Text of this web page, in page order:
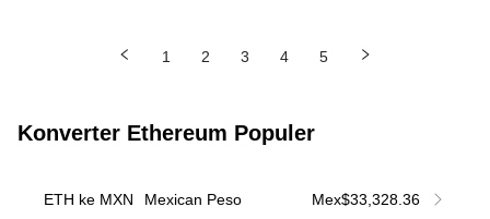
1 2 3 4 5
Konverter Ethereum Populer
ETH ke MXN Mexican Peso Mex$33,328.36